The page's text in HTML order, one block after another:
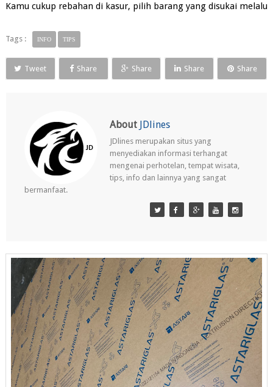
Kamu cukup rebahan di kasur, pilih barang yang disukai
Tags : INFO TIPS
Tweet Share Share Share Share
About JDlines
JDlines merupakan situs yang
menyediakan informasi terhangat
mengenai perhotelan, tempat wisata,
tips, info dan lainnya yang sangat
bermanfaat.